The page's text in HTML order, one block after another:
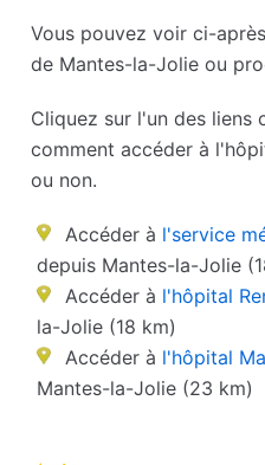
Vous pouvez voir ci-
de Mantes-la-Jolie ou
Cliquez sur l'un des liens
comment accéder à
ou non.
Accéder à l'service
depuis Mantes-la-Jolie
Accéder à l'hôpital
la-Jolie (18 km)
Accéder à l'hôpital
Mantes-la-Jolie (23 km)